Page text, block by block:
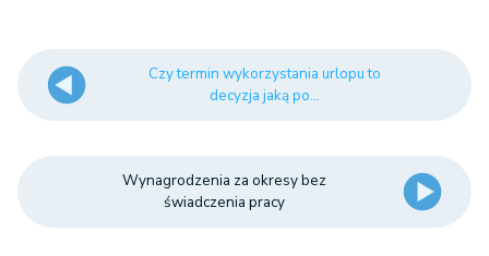
Czy termin wykorzystania urlopu to
decyzja jaką po...
Wynagrodzenia za okresy bez
świadczenia pracy